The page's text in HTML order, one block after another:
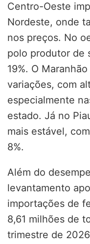
Centro-Oeste
Nordeste, onde
nos preços. No
polo produtor de
19%. O
variações, com
especialmente
estado. Já no
mais estável,
8%.
Além do
levantamento
importações de
8,61 milhões de
trimestre de